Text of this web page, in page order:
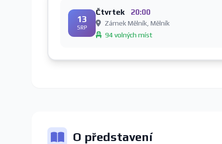
13
SRP
Čtvrtek 20:00
Zámek Mělník, Mělník
94 volných míst
O představení